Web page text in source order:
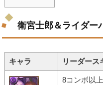
衛宮士郎＆ライダー
キャラ リーダース
8コンボ以